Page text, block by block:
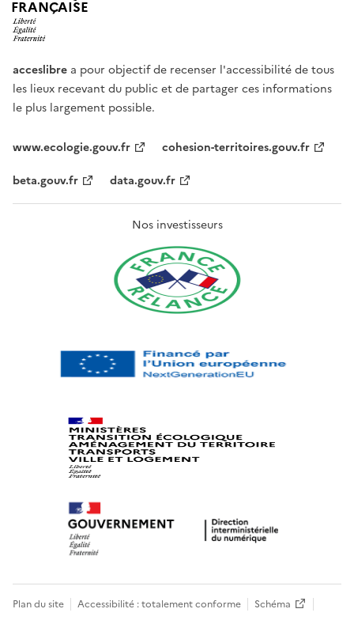
FRANÇAISE
acceslibre a pour objectif de recenser l'accessibilité de tous
les lieux recevant du public et de partager ces informations
le plus largement possible.
www.ecologie.gouv.fr
cohesion-territoires.gouv.fr
beta.gouv.fr
data.gouv.fr
Nos investisseurs
Plan du site Accessibilité : totalement conforme Schéma